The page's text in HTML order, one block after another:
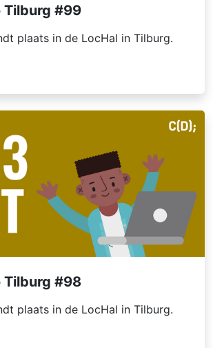
Tilburg #99
plaats in de LocHal in Tilburg.
Tilburg #98
plaats in de LocHal in Tilburg.